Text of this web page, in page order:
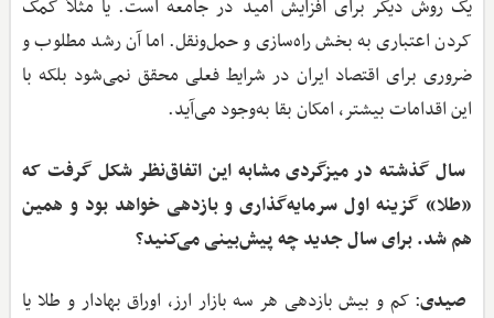
یک روش دیگر برای افزایش امید در جامعه است. یا مثلاً کمک
کردن اعتباری به بخش راه‌سازی و حمل‌ونقل. اما آن رشد مطلوب و
ضروری برای اقتصاد ایران در شرایط فعلی محقق نمی‌شود بلکه با
این اقدامات بیشتر، امکان بقا به‌وجود می‌آید.
‌ سال گذشته در میزگردی مشابه این اتفاق‌نظر شکل گرفت که
«طلا» گزینه اول سرمایه‌گذاری و بازدهی خواهد بود و همین
هم شد. برای سال جدید چه پیش‌بینی می‌کنید؟
صیدی: کم و بیش بازدهی هر سه بازار ارز، اوراق بهادار و طلا یا